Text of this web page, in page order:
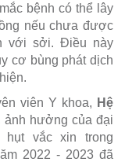
bệnh có thể lây
nếu chưa được
với sởi. Điều này
cơ bùng phát dịch
viên Y khoa, Hệ
ảnh hưởng của đại
hụt vắc xin trong
2022 - 2023 đã